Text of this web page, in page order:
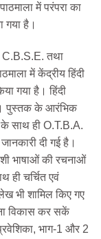
में परंपरा का
गया है।
C.B.S.E. तथा
में केंद्रीय हिंदी
गया है। हिंदी
पुस्तक के आरंभिक
के साथ ही ‌O.T.B.A.
दी गई है।
भाषाओं की रचनाओं
ही च‌र्चित एवं
भी शामिल किए गए
विकास कर सकें
भाग-‌1 और ‌2